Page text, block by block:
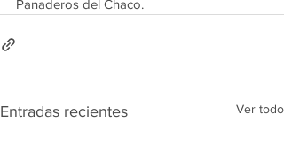
Panaderos del Chaco.
Entradas recientes Ver todo